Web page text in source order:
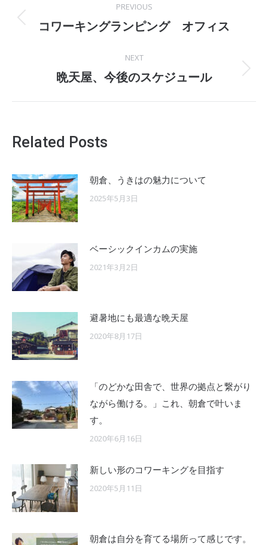
navigation
PREVIOUS
Previous
コワーキングランピング オフィス
NEXT
Next
晩天屋、今後のスケジュール
Related Posts
朝倉、うきはの魅力について
2025年5月3日
ベーシックインカムの実施
2021年3月2日
避暑地にも最適な晩天屋
2020年8月17日
「のどかな田舎で、世界の拠点と繋がり
ながら働ける。」これ、朝倉で叶いま
す。
2020年6月16日
新しい形のコワーキングを目指す
2020年5月11日
朝倉は自分を育てる場所って感じです。